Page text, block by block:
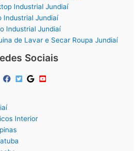
Industrial Jundiaí
Industrial Jundiaí
Industrial Jundiaí
de Lavar e Secar Roupa Jundiaí
Sociais
Interior